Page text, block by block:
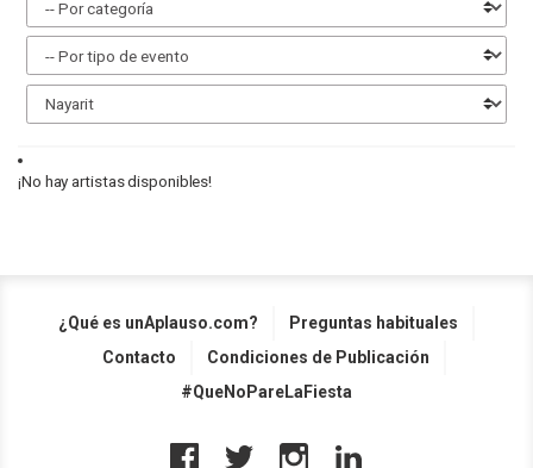
¡No hay artistas disponibles!
¿Qué es unAplauso.com?
Preguntas habituales
Contacto
Condiciones de Publicación
#QueNoPareLaFiesta